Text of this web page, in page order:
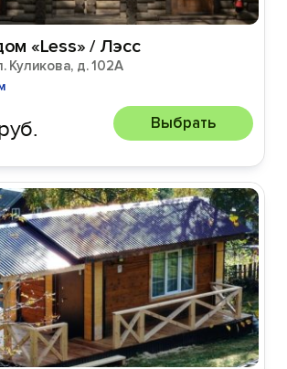
«Less» / Лэсс
Куликова, д. 102А
Выбрать